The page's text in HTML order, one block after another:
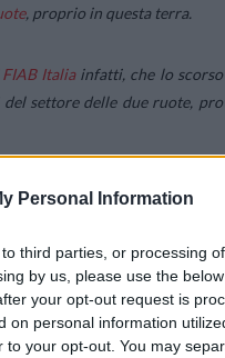
Personal Information
third parties, or processing
by us, please use the
your opt-out request is
on personal information
your opt-out. You may
, proprio in questa terra.
FIAB Italiainfatti, che lo scorso
settore delle due ruote,